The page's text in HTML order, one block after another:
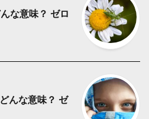
な意味？ ゼロ
んな意味？ ゼ